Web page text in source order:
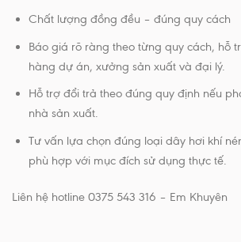
Chất lượng đồng đều – đúng quy cách
Báo giá rõ ràng theo từng quy cách, hỗ
hàng dự án, xưởng sản xuất và đại lý.
Hỗ trợ đổi trả theo đúng quy định nếu
nhà sản xuất.
Tư vấn lựa chọn đúng loại dây hơi khí
phù hợp với mục đích sử dụng thực tế.
Liên hệ hotline 0375 543 316 – Em Khuyên